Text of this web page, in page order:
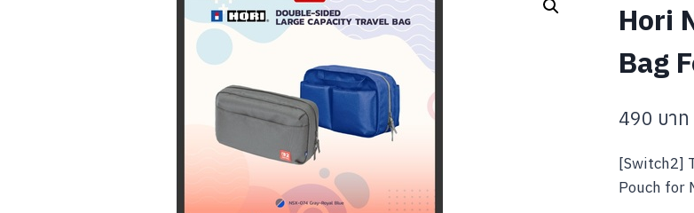
Hori
Bag
490 บาท
[Switch2]
Pouch for